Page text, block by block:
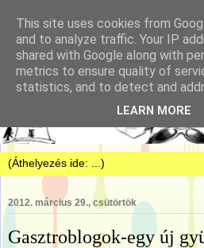
2012. március 29., csütörtök
Gasztroblogok-egy új
This site uses cookies from
and to analyze traffic. Your IP
shared with Google along with
metrics to ensure quality of
statistics, and to detect and
LEARN MORE